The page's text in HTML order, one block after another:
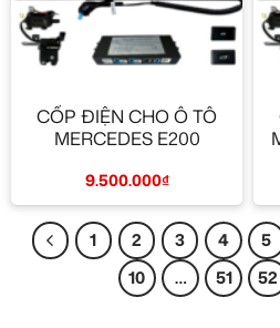
CỐP ĐIỆN CHO Ô TÔ
MERCEDES E200
9.500.000₫
1 2 3 4 5
10
… 51 52